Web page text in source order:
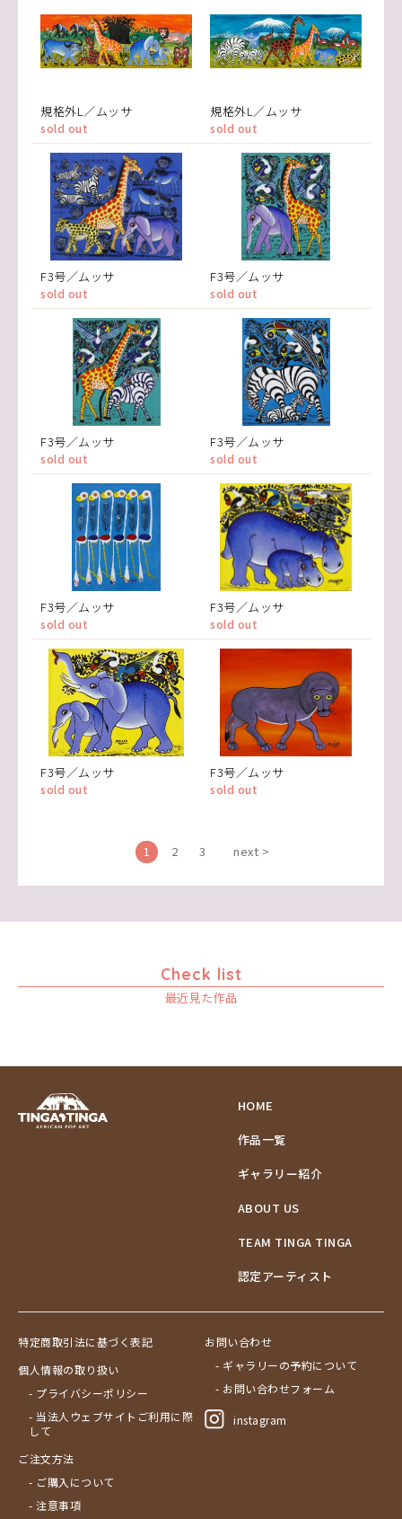
規格外L／ムッサ
sold out
規格外L／ムッサ
sold out
F3号／ムッサ
sold out
F3号／ムッサ
sold out
F3号／ムッサ
sold out
F3号／ムッサ
sold out
F3号／ムッサ
sold out
F3号／ムッサ
sold out
F3号／ムッサ
sold out
F3号／ムッサ
sold out
1 2 3 next >
Check list
最近見た作品
HOME
作品一覧
ギャラリー紹介
ABOUT US
TEAM TINGA TINGA
認定アーティスト
特定商取引法に基づく表記
個人情報の取り扱い
- プライバシーポリシー
- 当法人ウェブサイトご利用に際
して
ご注文方法
- ご購入について
- 注意事項
お問い合わせ
- ギャラリーの予約について
- お問い合わせフォーム
instagram